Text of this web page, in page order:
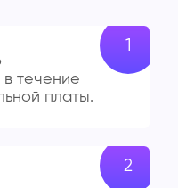
течение
платы.